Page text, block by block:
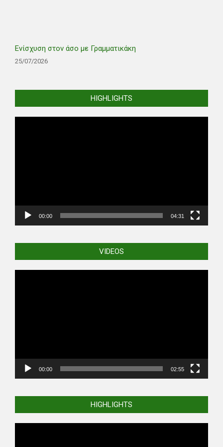
Ενίσχυση στον άσο με Γραμματικάκη
25/07/2026
HIGHLIGHTS
00:00 04:31
VIDEOS
00:00 02:55
HIGHLIGHTS